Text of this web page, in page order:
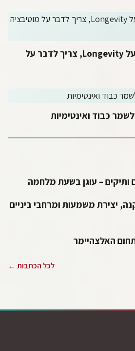
כולם מדברים עכשיו על Longevity, צריך לדבר על
כבוד ואינטימיות
ותיקים – עוגן בשעת מלחמה
יצירת משמעות ומרחבי ביניים
האלצהיימר
לכל הכתבות ←